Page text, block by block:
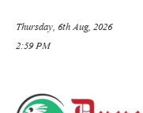
Thursday, 6th Aug, 2026
2:59 PM